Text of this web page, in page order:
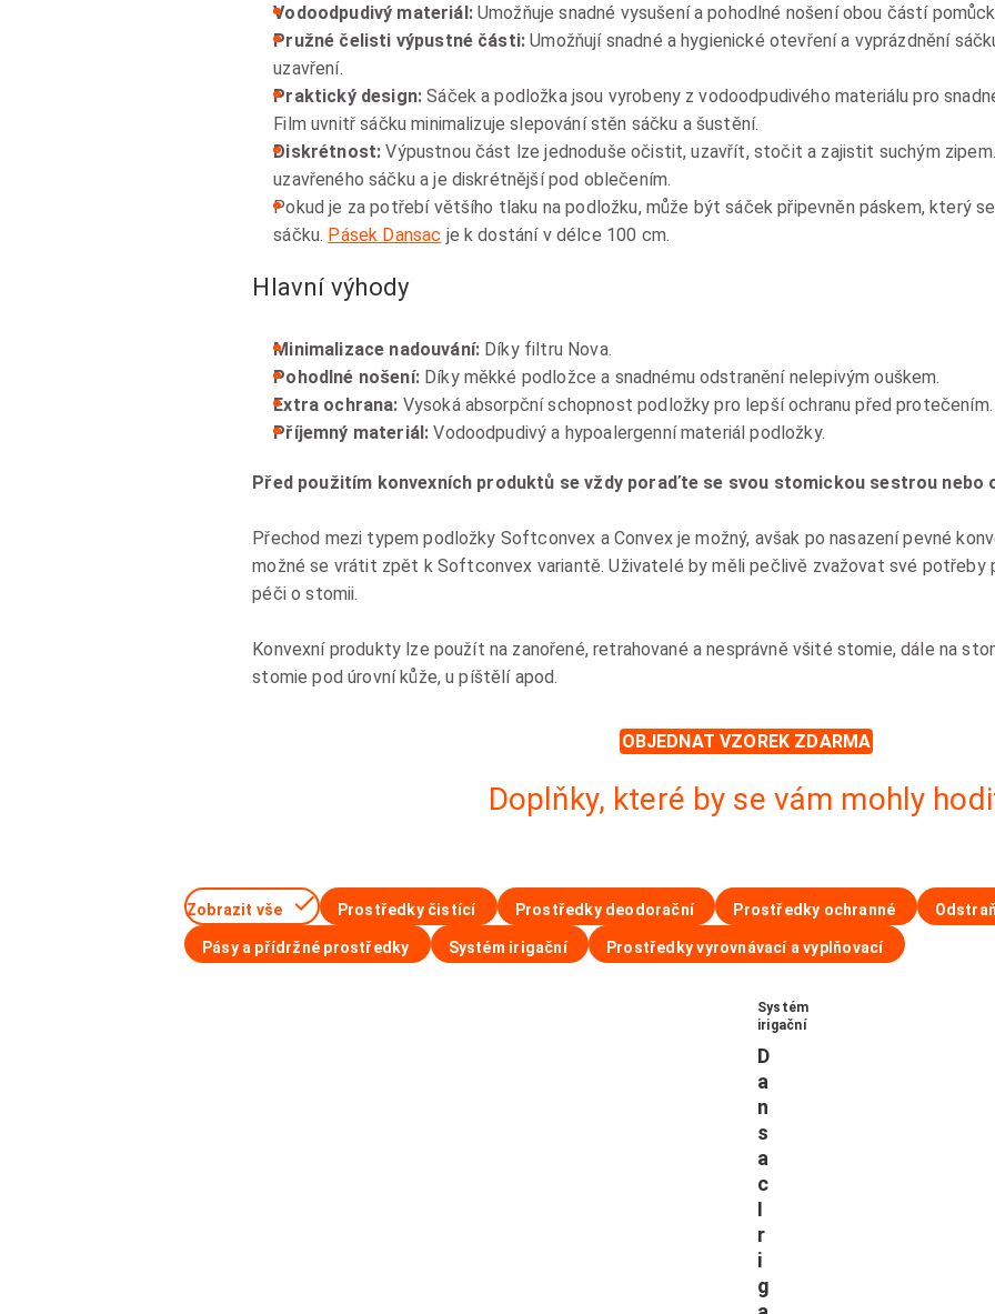
Vodoodpudivý materiál:Umožňuje snadné vysušení a pohodlné nošení obou částí
Pružné čelisti výpustné části: Umožňují snadné a hygienické otevření a vyprázdnění
uzavření.
Praktický design:Sáček a podložka jsou vyrobeny z vodoodpudivého materiálu pro
Film uvnitř sáčku minimalizuje slepování stěn sáčku a šustění.
Diskrétnost: Výpustnou část lze jednoduše očistit, uzavřít, stočit a zajistit suchým
uzavřeného sáčku a je diskrétnější pod oblečením.
Pokud je za potřebí většího tlaku na podložku, může být sáček připevněn páskem, který
sáčku. Pásek Dansac je k dostání v délce 100 cm.
Hlavní výhody
Minimalizace nadouvání: Díky filtru Nova.
Pohodlné nošení:Díky měkké podložce a snadnému odstranění nelepivým ouškem.
Extra ochrana: Vysoká absorpční schopnost podložky pro lepší ochranu před protečením.
Příjemný materiál:Vodoodpudivý a hypoalergenní materiál podložky.
Před použitím konvexních produktů se vždy poraďte se svou stomickou sestrou nebo
Přechod mezi typem podložky Softconvex a Convex je možný, avšak po nasazení pevné
možné se vrátit zpět k Softconvex variantě. Uživatelé by měli pečlivě zvažovat své potřeby
péči o stomii.
Konvexní produkty lze použít na zanořené, retrahované a nesprávně všité stomie, dále na
stomie pod úrovní kůže, u píštělí apod.
OBJEDNAT VZOREK ZDARMA
Doplňky, které by se vám mohly
Zobrazit vše Prostředky čistící Prostředky deodorační Prostředky ochranné
Pásy a přídržné prostředky Systém irigační Prostředky vyrovnávací a vyplňovací
Systém
irigační
D
a
n
s
a
c
I
r
i
g